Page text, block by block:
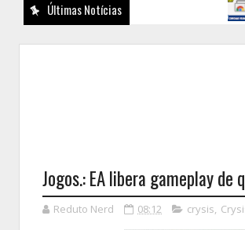
Últimas Notícias
Jogos.: EA libera gameplay
Reduto Nerd 08:12 crysis,